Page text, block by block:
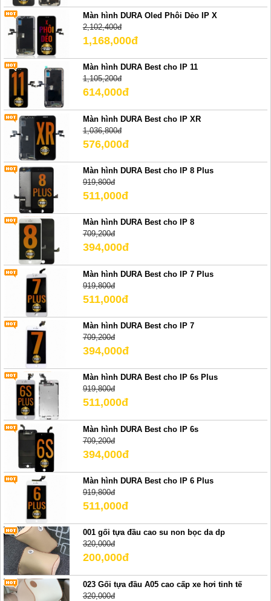
Màn hình DURA Oled Phôi Dẻo IP X
2,102,400đ
1,168,000đ
Màn hình DURA Best cho IP 11
1,105,200đ
614,000đ
Màn hình DURA Best cho IP XR
1,036,800đ
576,000đ
Màn hình DURA Best cho IP 8 Plus
919,800đ
511,000đ
Màn hình DURA Best cho IP 8
709,200đ
394,000đ
Màn hình DURA Best cho IP 7 Plus
919,800đ
511,000đ
Màn hình DURA Best cho IP 7
709,200đ
394,000đ
Màn hình DURA Best cho IP 6s Plus
919,800đ
511,000đ
Màn hình DURA Best cho IP 6s
709,200đ
394,000đ
Màn hình DURA Best cho IP 6 Plus
919,800đ
511,000đ
001 gối tựa đầu cao su non bọc da dp
320,000đ
200,000đ
023 Gối tựa đầu A05 cao cấp xe hơi tinh tế
320,000đ